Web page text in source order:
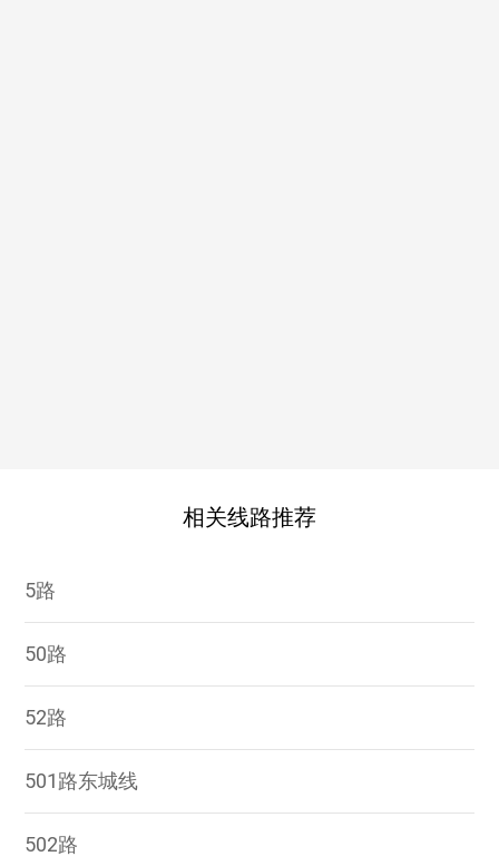
相关线路推荐
5路
50路
52路
501路东城线
502路